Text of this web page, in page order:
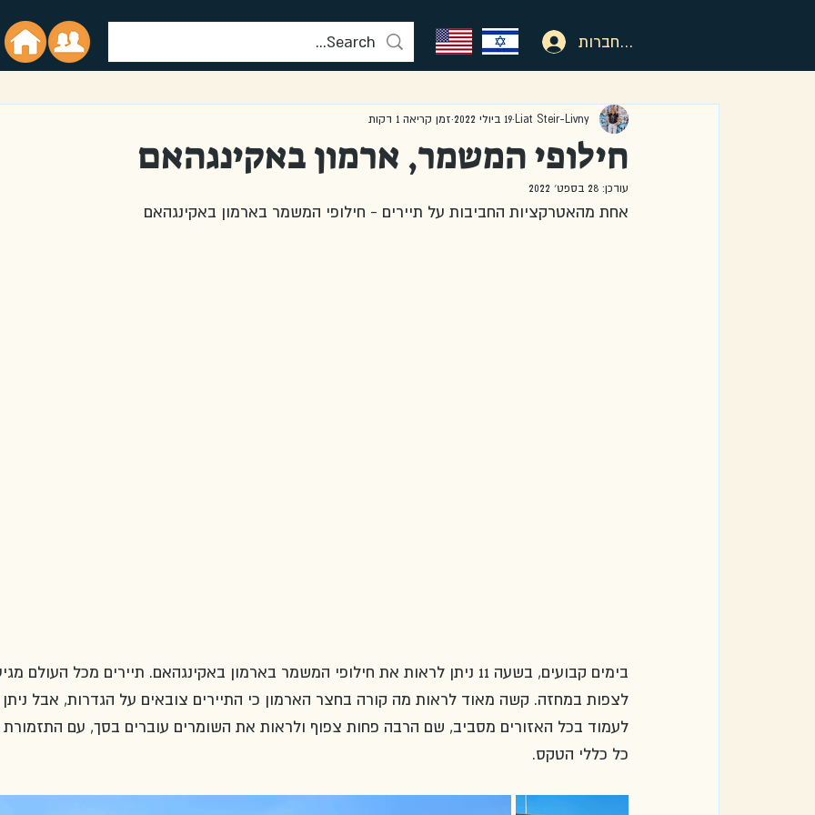
להתחברות
חילופי המשמר, ארמון באקינגהאם
Liat Steir-Livny 19 ביולי 2022 זמן קריאה 1 דקות
עודכן: 28 בספט׳ 2022
אחת מהאטרקציות החביבות על תיירים - חילופי המשמר בארמון באקינגהאם
בימים קבועים, בשעה 11 ניתן לראות את חילופי המשמר בארמון באקינגהאם. תיירים מכל העולם
לצפות במחזה. קשה מאוד לראות מה קורה בחצר הארמון כי התיירים צובאים על הגדרות, אבל ניתן
לעמוד בכל האזורים מסביב, שם הרבה פחות צפוף ולראות את השומרים עוברים בסך, עם התזמורת
כל כללי הטקס.